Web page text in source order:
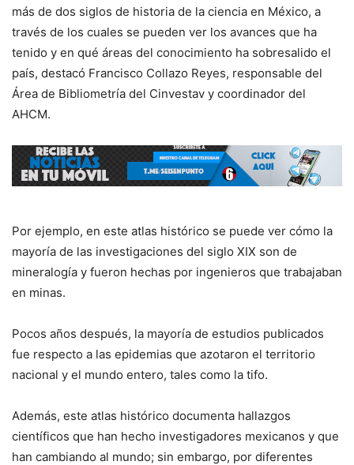
más de dos siglos de historia de la ciencia en México, a
través de los cuales se pueden ver los avances que ha
tenido y en qué áreas del conocimiento ha sobresalido el
país, destacó Francisco Collazo Reyes, responsable del
Área de Bibliometría del Cinvestav y coordinador del
AHCM.
Por ejemplo, en este atlas histórico se puede ver cómo la
mayoría de las investigaciones del siglo XIX son de
mineralogía y fueron hechas por ingenieros que trabajaban
en minas.
Pocos años después, la mayoría de estudios publicados
fue respecto a las epidemias que azotaron el territorio
nacional y el mundo entero, tales como la tifo.
Además, este atlas histórico documenta hallazgos
científicos que han hecho investigadores mexicanos y que
han cambiando al mundo; sin embargo, por diferentes